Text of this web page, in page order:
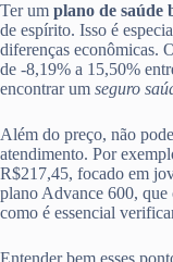
Ter um plano de saúde
de espírito. Isso é
diferenças econômicas.
de -8,19% a 15,50%
encontrar um seguro
Além do preço, não
atendimento. Por
R$217,45, focado em
plano Advance 600, que
como é essencial